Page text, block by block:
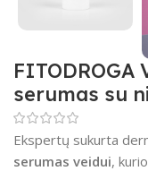
FITODROGA
serumas su
Ekspertų sukurta
serumas veidui,